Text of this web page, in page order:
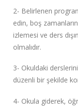
2- Belirlenen
edin, boş
izlemesi ve ders
olmalıdır.
3- Okuldaki
düzenli bir şekilde
4- Okula giderek,